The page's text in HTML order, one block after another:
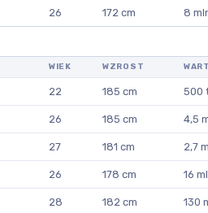
26 172 cm 8
WIEK WZROST
22 185 cm 500
26 185 cm 4,5
27 181 cm 2,7
26 178 cm 16
28 182 cm 130